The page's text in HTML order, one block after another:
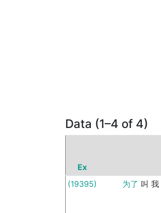
Data (1–4 of 4)
Ex
(19395)
为了 叫 我